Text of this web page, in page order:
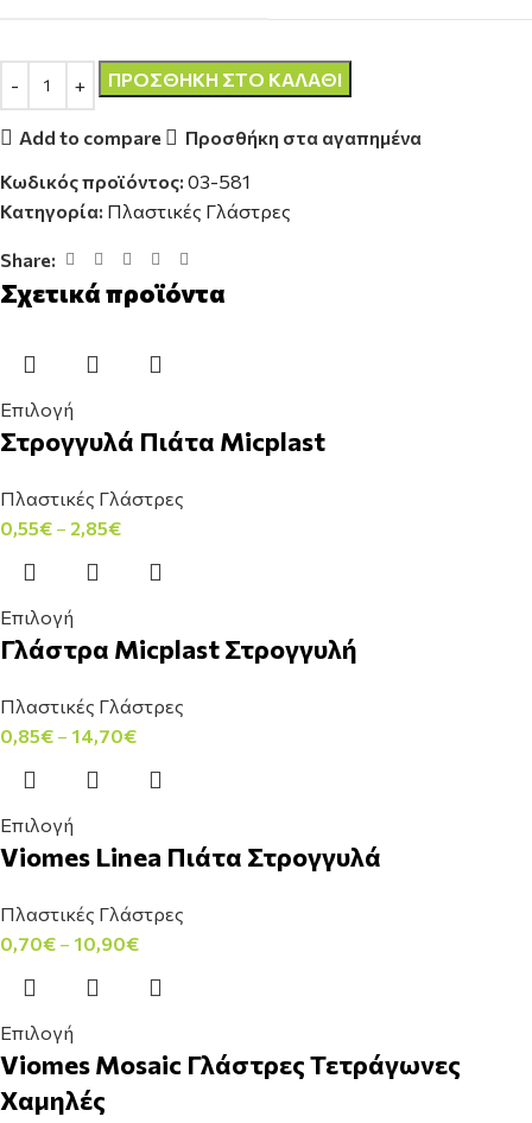
ΠΡΟΣΘΉΚΗ ΣΤΟ ΚΑΛΆΘΙ
Add to compare
Προσθήκη στα αγαπημένα
Κωδικός προϊόντος: 03-581
Κατηγορία: Πλαστικές Γλάστρες
Share:
Σχετικά προϊόντα
Επιλογή
Στρογγυλά Πιάτα Micplast
Πλαστικές Γλάστρες
0,55€ – 2,85€
Επιλογή
Γλάστρα Micplast Στρογγυλή
Πλαστικές Γλάστρες
0,85€ – 14,70€
Επιλογή
Viomes Linea Πιάτα Στρογγυλά
Πλαστικές Γλάστρες
0,70€ – 10,90€
Επιλογή
Viomes Mosaic Γλάστρες Τετράγωνες
Χαμηλές